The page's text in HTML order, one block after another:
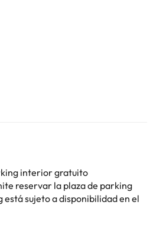
interior gratuito
reservar la plaza de parking
sujeto a disponibilidad en el